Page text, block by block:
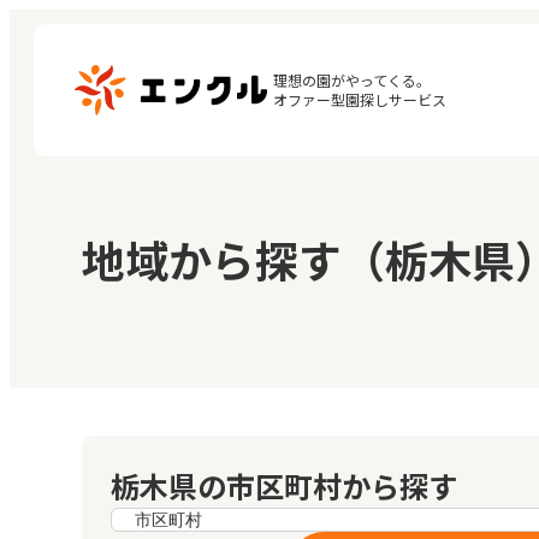
理想の園がやってくる。
オファー型園探しサービス
保育園・幼稚園を探す
地図から探す
閲
お
地域から探す（栃木県）
栃木県の市区町村から探す